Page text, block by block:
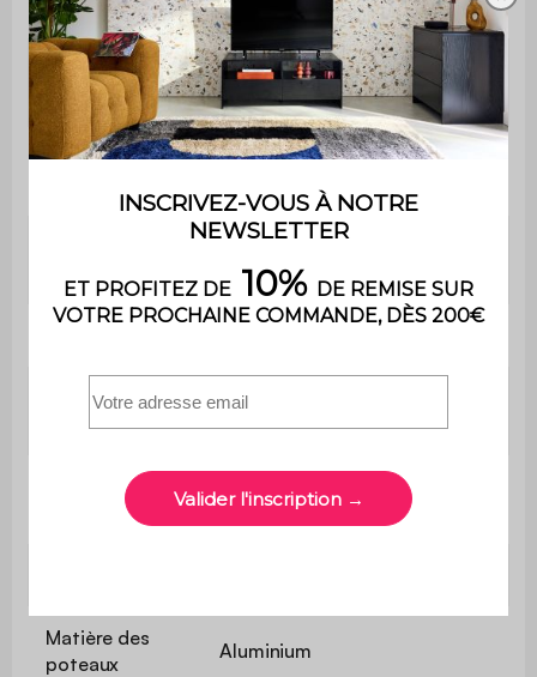
aluminium
Dimensions
lames
L 294 x P 17 x H 3 cm
Orientation
Matière de la
structure
Aluminium
Matière des
Acier galvanisé
Matière des
poteaux
Aluminium